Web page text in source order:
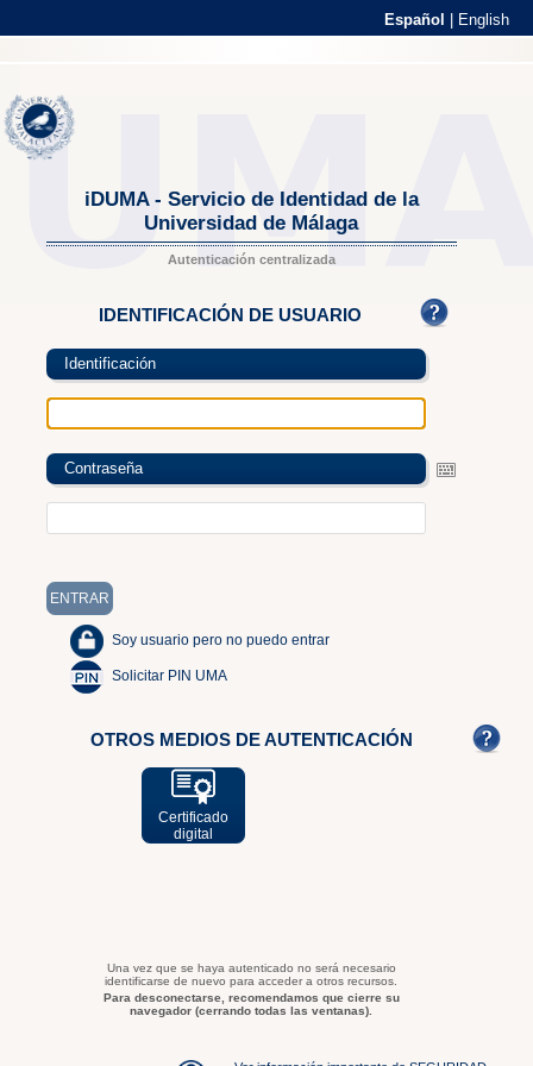
Español English
iDUMA - Servicio de Identidad de la
Universidad de Málaga
Autenticación centralizada
IDENTIFICACIÓN DE USUARIO
Identificación
Contraseña
Soy usuario pero no puedo entrar
Solicitar PIN UMA
OTROS MEDIOS DE AUTENTICACIÓN
Certificado
digital
Una vez que se haya autenticado no será necesario
identificarse de nuevo para acceder a otros recursos.
Para desconectarse, recomendamos que cierre su
navegador (cerrando todas las ventanas).